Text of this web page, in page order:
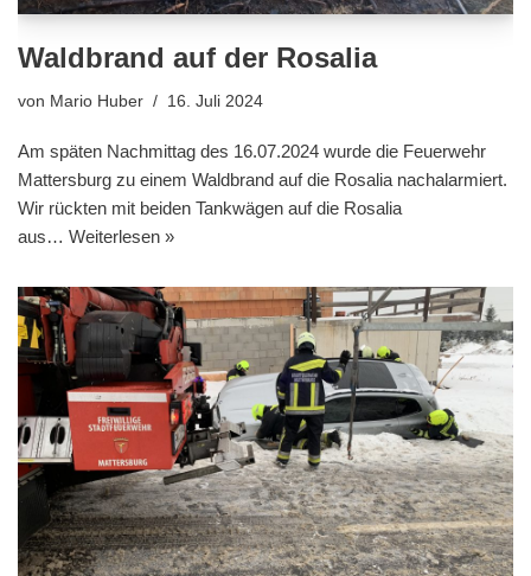
Waldbrand auf der Rosalia
von Mario Huber 16. Juli 2024
Am späten Nachmittag des 16.07.2024 wurde die Feuerwehr
Mattersburg zu einem Waldbrand auf die Rosalia nachalarmiert.
Wir rückten mit beiden Tankwägen auf die Rosalia
aus… Weiterlesen »